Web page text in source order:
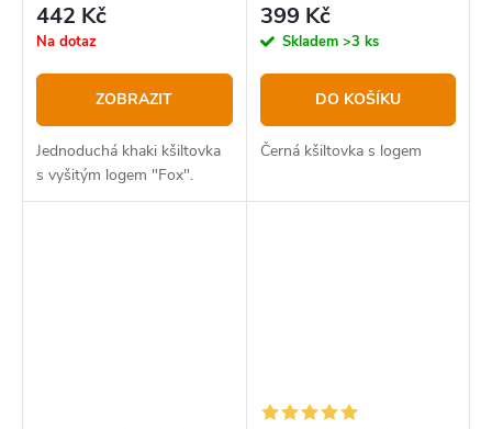
442 Kč
Na dotaz
ZOBRAZIT
Jednoduchá khaki kšiltovka
s vyšitým logem "Fox".
399 Kč
Skladem >3 ks
DO KOŠÍKU
Černá kšiltovka s logem